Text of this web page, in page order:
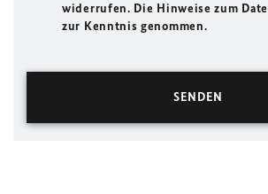
widerrufen. Die Hinweise zum
zur Kenntnis genommen.